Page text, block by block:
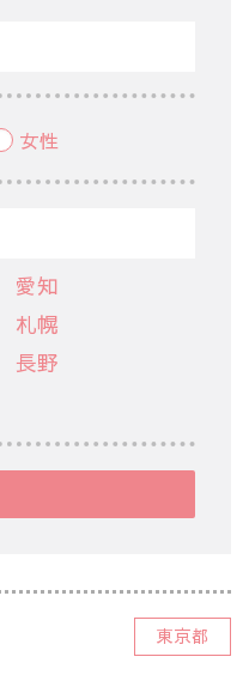
女性
愛知
札幌
長野
東京都